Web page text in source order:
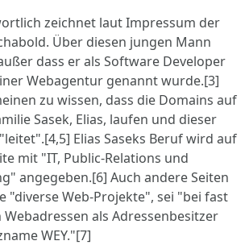
zeichnet laut Impressum der
Über diesen jungen Mann
dass er als Software Developer
Webagentur genannt wurde.[3]
zu wissen, dass die Domains auf
Sasek, Elias, laufen und dieser
Elias Saseks Beruf wird auf
mit "IT, Public-Relations und
angegeben.[6] Auch andere Seiten
"diverse Web-Projekte", sei "bei fast
Webadressen als Adressenbesitzer
WEY."[7]